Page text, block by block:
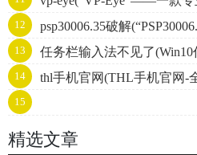
12 psp30006.35破解
13
任务栏输入法不见了
法轻松解决！)
14 thl手机官网(THL手机官网-
15
精选文章